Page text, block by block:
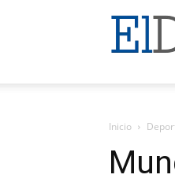
El
Digital
Neuquen
Inicio